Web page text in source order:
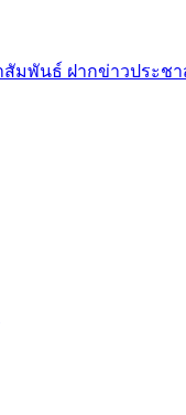
ชาสัมพันธ์ ฝากข่าวประ